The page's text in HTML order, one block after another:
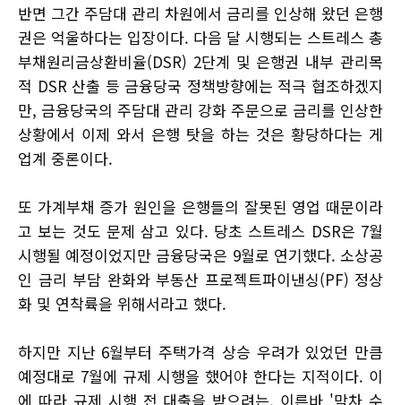
반면 그간 주담대 관리 차원에서 금리를 인상해 왔던 은행
권은 억울하다는 입장이다. 다음 달 시행되는 스트레스 총
부채원리금상환비율(DSR) 2단계 및 은행권 내부 관리목
적 DSR 산출 등 금융당국 정책방향에는 적극 협조하겠지
만, 금융당국의 주담대 관리 강화 주문으로 금리를 인상한
상황에서 이제 와서 은행 탓을 하는 것은 황당하다는 게
업계 중론이다.
또 가계부채 증가 원인을 은행들의 잘못된 영업 때문이라
고 보는 것도 문제 삼고 있다. 당초 스트레스 DSR은 7월
시행될 예정이었지만 금융당국은 9월로 연기했다. 소상공
인 금리 부담 완화와 부동산 프로젝트파이낸싱(PF) 정상
화 및 연착륙을 위해서라고 했다.
하지만 지난 6월부터 주택가격 상승 우려가 있었던 만큼
예정대로 7월에 규제 시행을 했어야 한다는 지적이다. 이
에 따라 규제 시행 전 대출을 받으려는, 이른바 '막차 수